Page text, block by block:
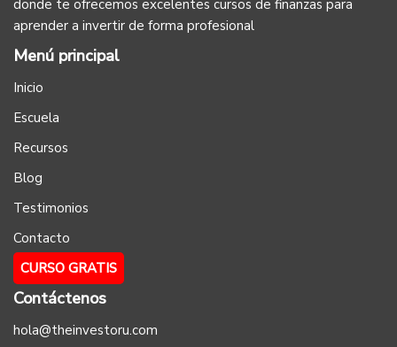
donde te ofrecemos excelentes cursos de finanzas para
aprender a invertir de forma profesional
Menú principal
Inicio
Escuela
Recursos
Blog
Testimonios
Contacto
CURSO GRATIS
Contáctenos
hola@theinvestoru.com